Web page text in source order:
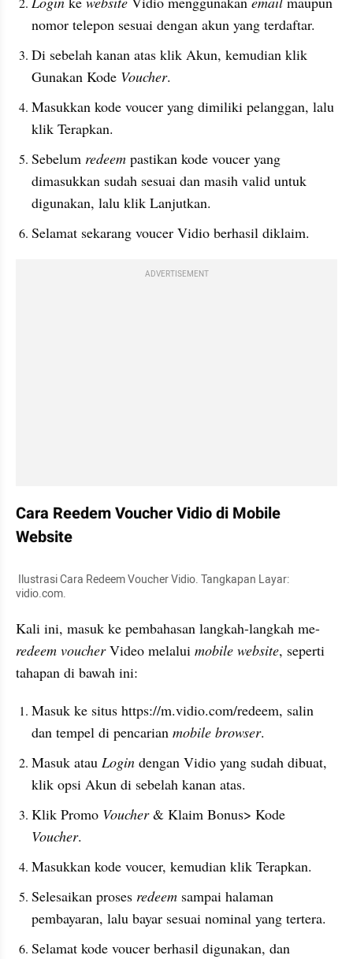
nomor telepon sesuai dengan akun yang terdaftar.
Di sebelah kanan atas klik Akun, kemudian klik
Gunakan Kode Voucher.
Masukkan kode voucer yang dimiliki pelanggan, lalu
klik Terapkan.
Sebelum redeem pastikan kode voucer yang
dimasukkan sudah sesuai dan masih valid untuk
digunakan, lalu klik Lanjutkan.
Selamat sekarang voucer Vidio berhasil diklaim.
ADVERTISEMENT
Cara Reedem Voucher Vidio di Mobile
Website
vidio.com.
Kali ini, masuk ke pembahasan langkah-langkah me-
redeem voucher Video melalui mobile website, seperti
tahapan di bawah ini:
Masuk ke situs https://m.vidio.com/redeem, salin
dan tempel di pencarian mobile browser.
Masuk atau Login dengan Vidio yang sudah dibuat,
klik opsi Akun di sebelah kanan atas.
Klik Promo Voucher
Voucher.
Masukkan kode voucer, kemudian klik Terapkan.
Selesaikan proses redeem sampai halaman
pembayaran, lalu bayar sesuai nominal yang tertera.
Selamat kode voucer berhasil digunakan, dan